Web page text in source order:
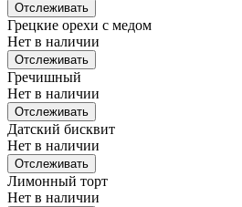
Отслеживать
Грецкие орехи с медом
Нет в наличии
Отслеживать
Гречишный
Нет в наличии
Отслеживать
Датский бисквит
Нет в наличии
Отслеживать
Лимонный торт
Нет в наличии